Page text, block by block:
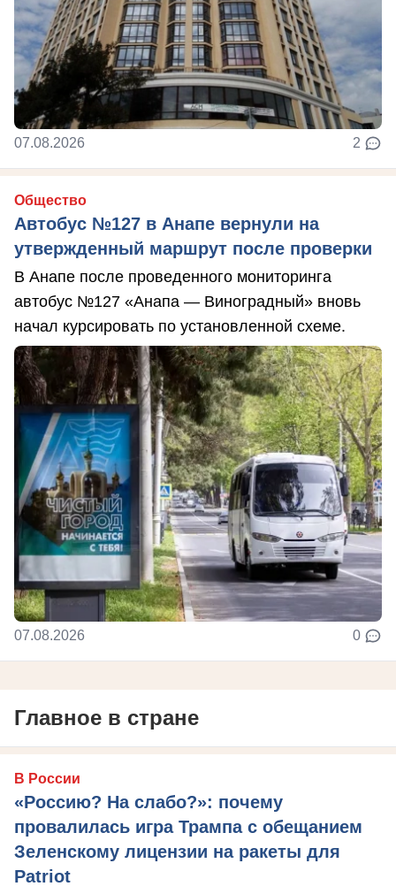
07.08.2026 2
Общество
Автобус №127 в Анапе вернули на
утвержденный маршрут после проверки
В Анапе после проведенного мониторинга
автобус №127 «Анапа — Виноградный» вновь
начал курсировать по установленной схеме.
07.08.2026 0
Главное в стране
В России
«Россию? На слабо?»: почему
провалилась игра Трампа с обещанием
Зеленскому лицензии на ракеты для
Patriot